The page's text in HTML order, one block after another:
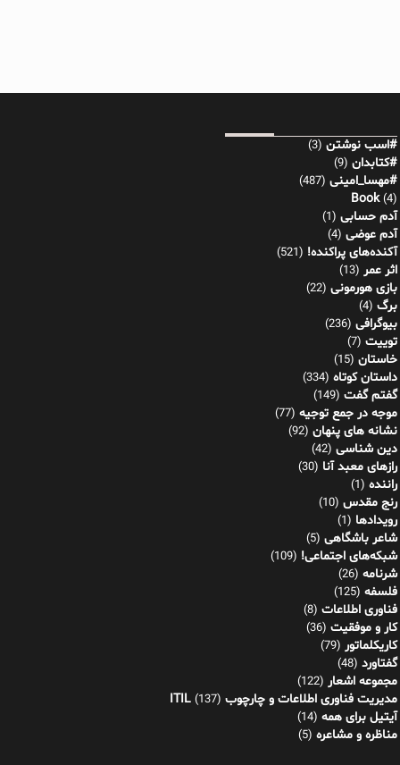
#اسب نوشتن (3)
#کتابدان (9)
#مهسا_امینی (487)
Book(4)
آدم حسابی (1)
آدم عوضی (4)
آکنده‌های پراکنده! (521)
اثر عمر (13)
بازی هورمونی (22)
برگ (4)
بیوگرافی (236)
توییت (7)
خاستان (15)
داستان کوتاه (334)
گفتم گفت (149)
موجه در جمع توجیه (77)
نشانه های پنهان (92)
دین شناسی (42)
رازهای معبد آنا (30)
راننده (1)
رنج مقدس (10)
رویدادها (1)
شاعر باشگاهی (5)
شبکه‌های اجتماعی! (109)
شرنامه (26)
فلسفه (125)
فناوری اطلاعات (8)
کار و موفقیت (36)
کاریکلماتور (79)
گفتاورد (48)
مجموعه اشعار (122)
مدیریت فناوری اطلاعات و چارچوب ITIL (137)
آیتیل برای همه (14)
مناظره و مشاعره (5)